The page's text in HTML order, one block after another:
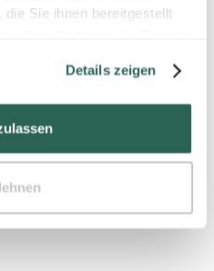
Sie ihnen bereitgestellt
Details zeigen
in the Doka Campus
judges, who called
campus-like space